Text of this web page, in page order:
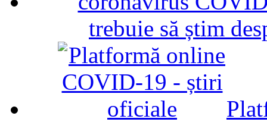
trebuie să știm